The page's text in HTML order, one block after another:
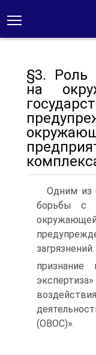
§3. Роль
на
Одним из
борьбы с
признание
(ОВОС)».